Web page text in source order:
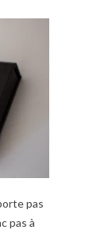
pas
pas à